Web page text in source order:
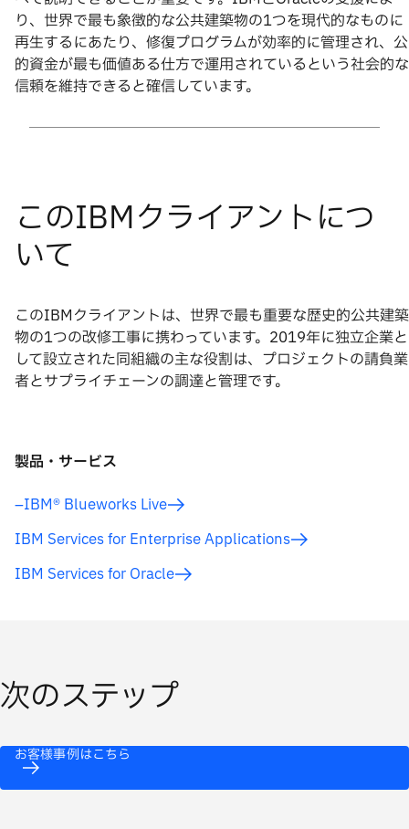
り、世界で最も象徴的な公共建築物の1つを現代的なものに
再生するにあたり、修復プログラムが効率的に管理され、公
的資金が最も価値ある仕方で運用されているという社会的な
信頼を維持できると確信しています。
このIBMクライアントは、世界で最も重要な歴史的公共建築
物の1つの改修工事に携わっています。2019年に独立企業と
して設立された同組織の主な役割は、プロジェクトの請負業
者とサプライチェーンの調達と管理です。
製品・サービス
–IBM® Blueworks Live
IBM Services for Enterprise Applications
IBM Services for Oracle
次のステップ
お客様事例はこちら